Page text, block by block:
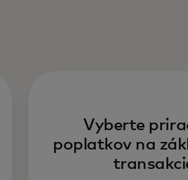
Vyberte
poplatkov na